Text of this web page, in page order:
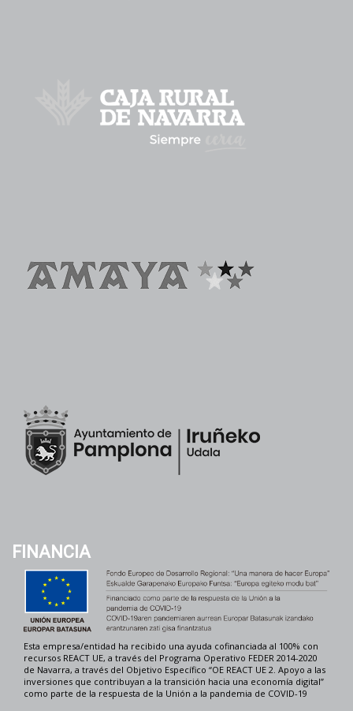
FINANCIA
Esta empresa/entidad ha recibido una ayuda cofinanciada al 100% con
recursos REACT UE, a través del Programa Operativo FEDER 2014-2020
de Navarra, a través del Objetivo Específico “OE REACT UE 2. Apoyo a las
inversiones que contribuyan a la transición hacia una economía digital”
como parte de la respuesta de la Unión a la pandemia de COVID-19